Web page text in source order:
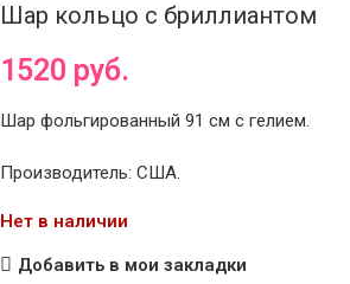
Шар кольцо с бриллиантом
1520 руб.
Шар фольгированный 91 см с гелием.
Производитель: США.
Нет в наличии
Добавить в мои закладки